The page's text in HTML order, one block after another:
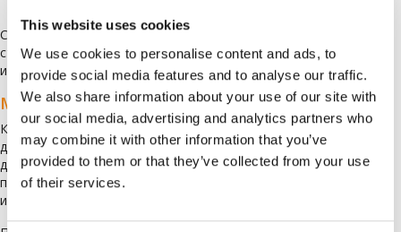
This website uses cookies
We use cookies to personalise content and ads, to
provide social media features and to analyse our traffic.
We also share information about your use of our site with
our social media, advertising and analytics partners who
may combine it with other information that you’ve
provided to them or that they’ve collected from your use
of their services.
Смятате че тази позиция е идеална за Вас? Направете първата
стъпка, като кликнете върху „Кандидатствайте“ или ни
изпратете автобиографията си наcv@bluelynx.com
Моля имайте предвид:
Като част от процеса по подбор на персонал в Blue Lynx, може
да поискаме да предоставите препоръки или копия от Вашите
дипломи. Възможно е и да проведем проверка, за да се
подсигурим, че предоставените от Вас данни съответстват на
истината.